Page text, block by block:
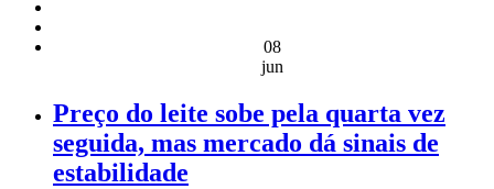
08
jun
Preço do leite sobe pela quarta vez
seguida, mas mercado dá sinais de
estabilidade